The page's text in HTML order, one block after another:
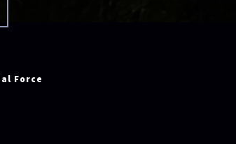
Force